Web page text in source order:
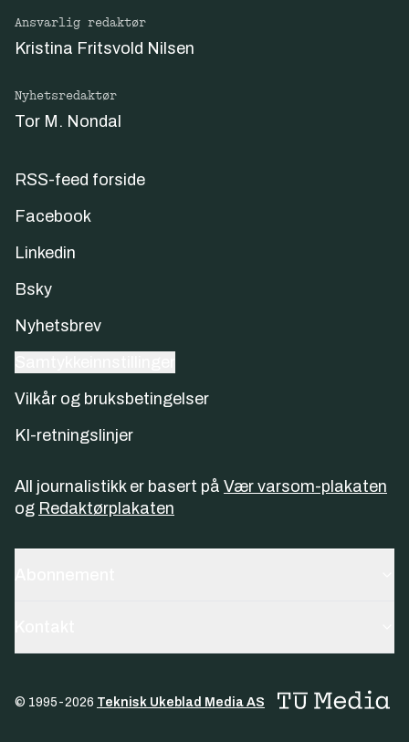
Ansvarlig redaktør
Kristina Fritsvold Nilsen
Nyhetsredaktør
Tor M. Nondal
RSS-feed forside
Facebook
Linkedin
Bsky
Nyhetsbrev
Vilkår og bruksbetingelser
KI-retningslinjer
All journalistikk er basert på Vær varsom-plakaten
og Redaktørplakaten
© 1995-2026 Teknisk Ukeblad Media AS